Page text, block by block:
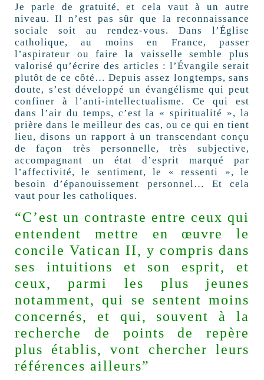
Je parle de gratuité, et cela vaut à un autre
niveau. Il n’est pas sûr que la reconnaissance
sociale soit au rendez-vous. Dans l’Église
catholique, au moins en France, passer
l’aspirateur ou faire la vaisselle semble plus
valorisé qu’écrire des articles : l’Évangile serait
plutôt de ce côté… Depuis assez longtemps, sans
doute, s’est développé un évangélisme qui peut
confiner à l’anti-intellectualisme. Ce qui est
dans l’air du temps, c’est la « spiritualité », la
prière dans le meilleur des cas, ou ce qui en tient
lieu, disons un rapport à un transcendant conçu
de façon très personnelle, très subjective,
accompagnant un état d’esprit marqué par
l’affectivité, le sentiment, le « ressenti », le
besoin d’épanouissement personnel… Et cela
vaut pour les catholiques.
“C’est un contraste entre ceux qui
entendent mettre en œuvre le
concile Vatican II, y compris dans
ses intuitions et son esprit, et
ceux, parmi les plus jeunes
notamment, qui se sentent moins
concernés, et qui, souvent à la
recherche de points de repère
plus établis, vont chercher leurs
références ailleurs”